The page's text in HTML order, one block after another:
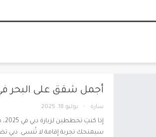
أجمل شقق على البحر في
سارة يوليو 18, 2025
سيمنحك تجربة إقامة لا تُنسى. دبي